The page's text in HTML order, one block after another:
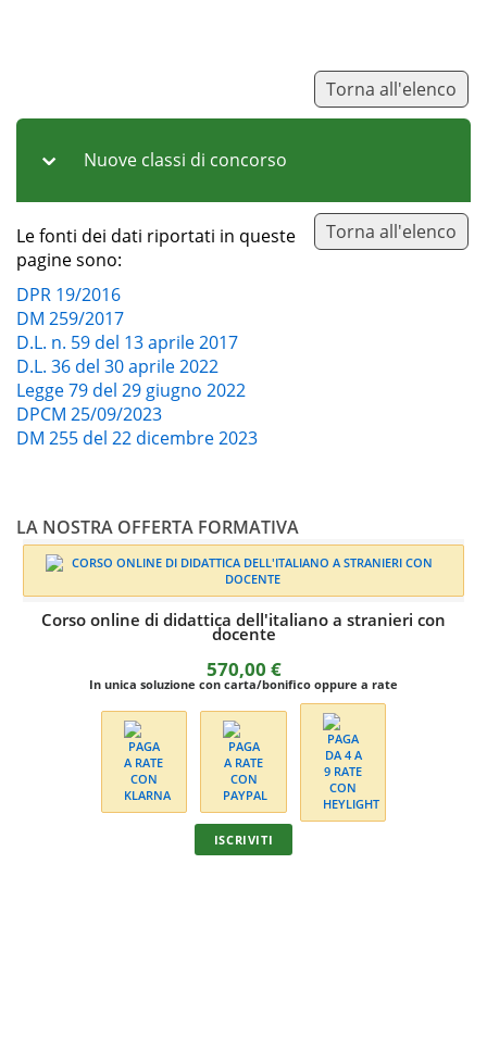
Torna all'elenco
Nuove classi di concorso
Codice Note
Classe di concorso A85 –
Tedesco storia ed educazione
civica, geografia, nella scuola
secondaria di I grado in lingua
tedesca e con lingua di
insegnamento tedesca
Torna all'elenco
Le fonti dei dati riportati in queste
pagine sono:
DPR 19/2016
DM 259/2017
D.L. n. 59 del 13 aprile 2017
D.L. 36 del 30 aprile 2022
Legge 79 del 29 giugno 2022
DPCM 25/09/2023
DM 255 del 22 dicembre 2023
LA NOSTRA OFFERTA FORMATIVA
Corso online di didattica dell'italiano a stranieri con
docente
570,00 €
In unica soluzione con carta/bonifico oppure a rate
ISCRIVITI